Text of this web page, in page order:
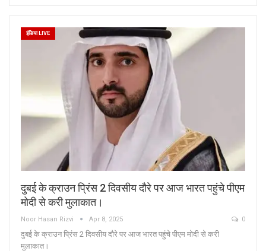
इंडिया LIVE
दुबई के क्राउन प्रिंस 2 दिवसीय दौरे पर आज भारत पहुंचे पीएम
मोदी से करी मुलाकात।
Noor Hasan Rizvi Apr 8, 2025 0
दुबई के क्राउन प्रिंस 2 दिवसीय दौरे पर आज भारत पहुंचे पीएम मोदी से करी
मुलाकात।